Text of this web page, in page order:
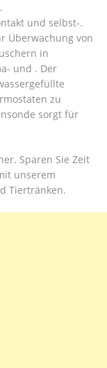
und selbst-.
Überwachung von
in
und . Der
zu
sorgt für
Sparen Sie Zeit
unserem
Tiertränken.